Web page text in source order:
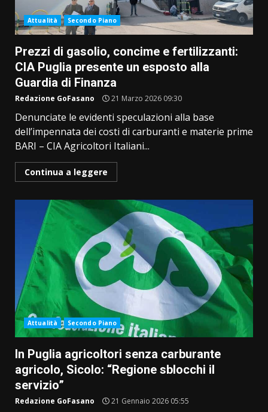
Attualità Secondo Piano
Prezzi di gasolio, concime e fertilizzanti:
CIA Puglia presente un esposto alla
Guardia di Finanza
Redazione GoFasano 21 Marzo 2026 09:30
Denunciate le evidenti speculazioni alla base
dell’impennata dei costi di carburanti e materie prime
BARI – CIA Agricoltori Italiani...
Continua a leggere
Attualità Secondo Piano
In Puglia agricoltori senza carburante
agricolo, Sicolo: “Regione sblocchi il
servizio”
Redazione GoFasano 21 Gennaio 2026 05:55